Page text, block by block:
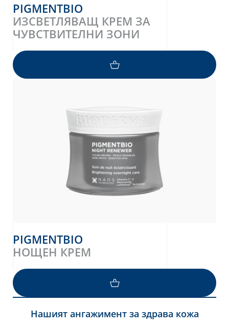
PIGMENTBIO
ИЗСВЕТЛЯВАЩ КРЕМ ЗА
ЧУВСТВИТЕЛНИ ЗОНИ
PIGMENTBIO
НОЩЕН КРЕМ
Нашият ангажимент за здрава кожа